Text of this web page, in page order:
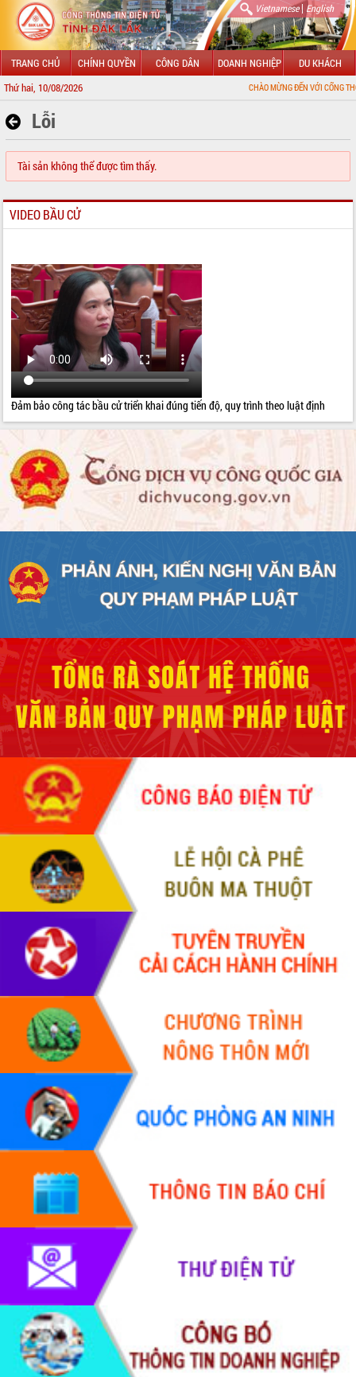
Vietnamese| English
TRANG CHỦ CHÍNH QUYỀN CÔNG DÂN DOANH NGHIỆP DU KHÁCH
Thứ hai, 10/08/2026 CHÀO MỪNG ĐẾN VỚI CỔNG THÔNG
Lỗi
Tài sản không thể được tìm thấy.
VIDEO BẦU CỬ
Đảm bảo công tác bầu cử triển khai đúng tiến độ, quy trình theo luật định